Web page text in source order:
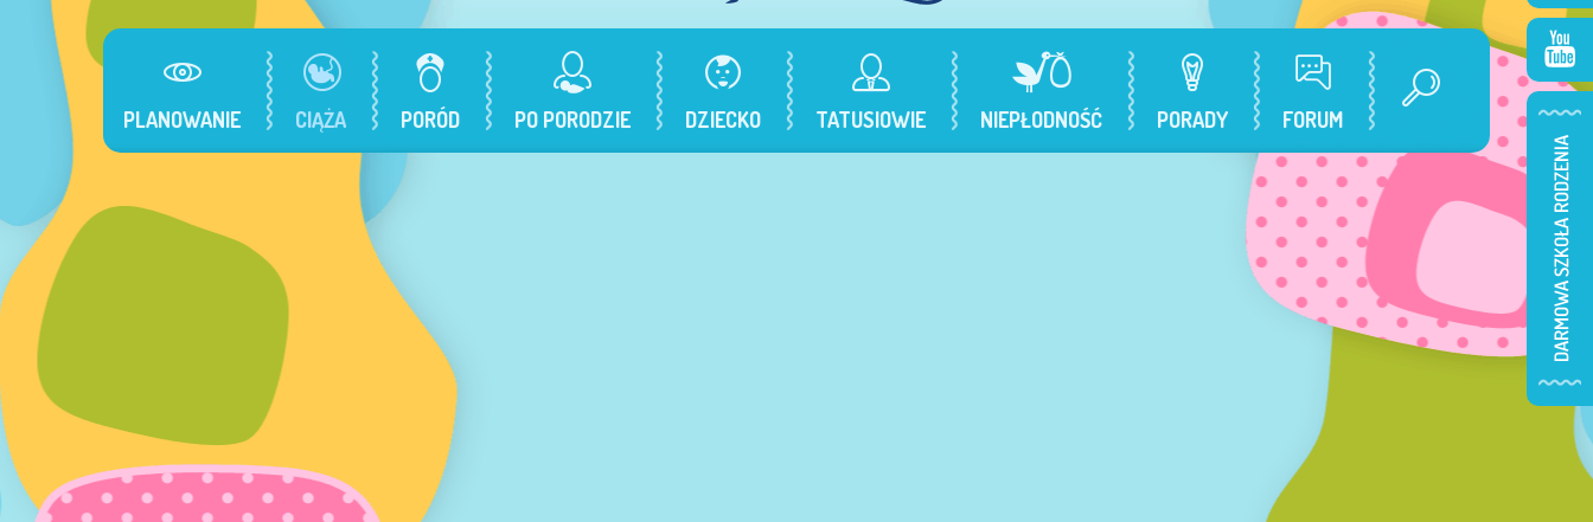
PLANOWANIE CIĄŻA PORÓD PO PORODZIE DZIECKO TATUSIOWIE NIEPŁODNOŚĆ PORADY FORUM